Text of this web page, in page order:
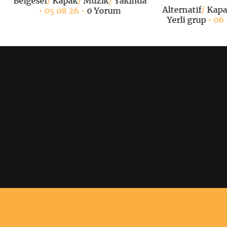
• 05 08 26 • 0 Yorum Alternatif/
Yerli grup• 06